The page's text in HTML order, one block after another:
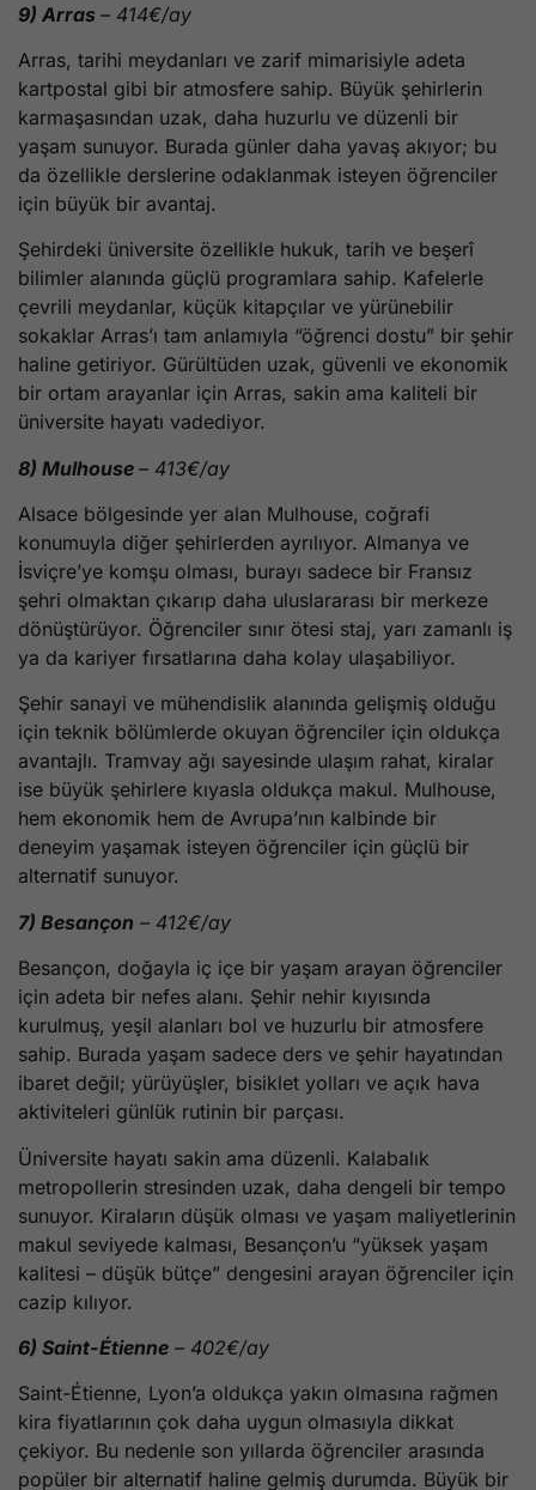
9) Arras – 414€/ay
Arras, tarihi meydanları ve zarif mimarisiyle adeta
kartpostal gibi bir atmosfere sahip. Büyük şehirlerin
karmaşasından uzak, daha huzurlu ve düzenli bir
yaşam sunuyor. Burada günler daha yavaş akıyor; bu
da özellikle derslerine odaklanmak isteyen öğrenciler
için büyük bir avantaj.
Şehirdeki üniversite özellikle hukuk, tarih ve beşerî
bilimler alanında güçlü programlara sahip. Kafelerle
çevrili meydanlar, küçük kitapçılar ve yürünebilir
sokaklar Arras’ı tam anlamıyla “öğrenci dostu” bir şehir
haline getiriyor. Gürültüden uzak, güvenli ve ekonomik
bir ortam arayanlar için Arras, sakin ama kaliteli bir
üniversite hayatı vadediyor.
8) Mulhouse – 413€/ay
Alsace bölgesinde yer alan Mulhouse, coğrafi
konumuyla diğer şehirlerden ayrılıyor. Almanya ve
İsviçre’ye komşu olması, burayı sadece bir Fransız
şehri olmaktan çıkarıp daha uluslararası bir merkeze
dönüştürüyor. Öğrenciler sınır ötesi staj, yarı zamanlı iş
ya da kariyer fırsatlarına daha kolay ulaşabiliyor.
Şehir sanayi ve mühendislik alanında gelişmiş olduğu
için teknik bölümlerde okuyan öğrenciler için oldukça
avantajlı. Tramvay ağı sayesinde ulaşım rahat, kiralar
ise büyük şehirlere kıyasla oldukça makul. Mulhouse,
hem ekonomik hem de Avrupa’nın kalbinde bir
deneyim yaşamak isteyen öğrenciler için güçlü bir
alternatif sunuyor.
7) Besançon – 412€/ay
Besançon, doğayla iç içe bir yaşam arayan öğrenciler
için adeta bir nefes alanı. Şehir nehir kıyısında
kurulmuş, yeşil alanları bol ve huzurlu bir atmosfere
sahip. Burada yaşam sadece ders ve şehir hayatından
ibaret değil; yürüyüşler, bisiklet yolları ve açık hava
aktiviteleri günlük rutinin bir parçası.
Üniversite hayatı sakin ama düzenli. Kalabalık
metropollerin stresinden uzak, daha dengeli bir tempo
sunuyor. Kiraların düşük olması ve yaşam maliyetlerinin
makul seviyede kalması, Besançon’u “yüksek yaşam
kalitesi – düşük bütçe” dengesini arayan öğrenciler için
cazip kılıyor.
6) Saint-Étienne – 402€/ay
Saint-Étienne, Lyon’a oldukça yakın olmasına rağmen
kira fiyatlarının çok daha uygun olmasıyla dikkat
çekiyor. Bu nedenle son yıllarda öğrenciler arasında
popüler bir alternatif haline gelmiş durumda. Büyük bir